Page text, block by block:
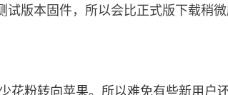
版本固件，所以会比正式版下载稍微
花粉转向苹果。所以难免有些新用户